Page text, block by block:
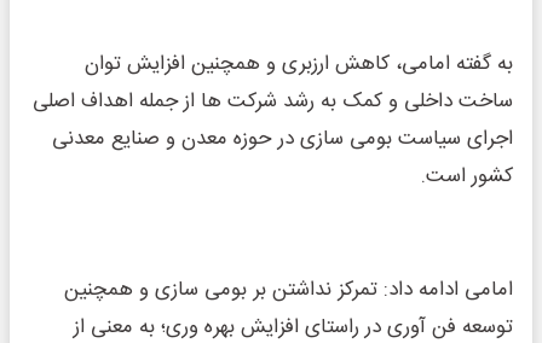
به گفته امامی، کاهش ارزبری و همچنین افزایش توان
ساخت داخلی و کمک به رشد شرکت ها از جمله اهداف اصلی
اجرای سیاست بومی سازی در حوزه معدن و صنایع معدنی
کشور است.
امامی ادامه داد: تمرکز نداشتن بر بومی سازی و همچنین
توسعه فن آوری در راستای افزایش بهره وری؛ به معنی از